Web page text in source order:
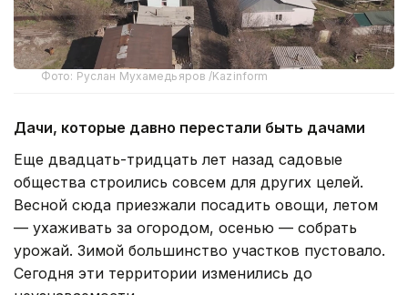
Фото: Руслан Мухамедьяров /Kazinform
Дачи, которые давно перестали быть дачами
Еще двадцать-тридцать лет назад садовые
общества строились совсем для других целей.
Весной сюда приезжали посадить овощи, летом
— ухаживать за огородом, осенью — собрать
урожай. Зимой большинство участков пустовало.
Сегодня эти территории изменились до